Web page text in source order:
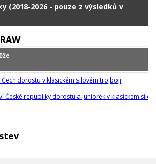
(2018-2026 - pouze z výsledků v
Čech dorostu v klasickém silovém trojboji
České republiky dorostu a juniorek v klasickém